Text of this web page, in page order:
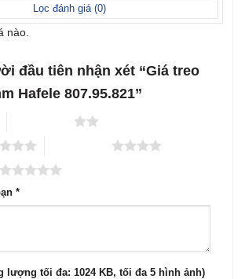
Lọc đánh giá (0)
nào.
đầu tiên nhận xét “Giá treo
Hafele 807.95.821”
*
lượng tối đa: 1024 KB, tối đa 5 hình ảnh)